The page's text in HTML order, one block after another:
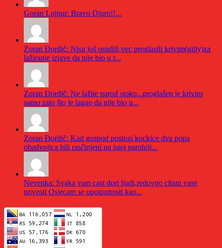
Goran Lojpur: Bravo Djuro!!...
Zoran Đordič: Nisu još osudili,vec proglasili krivim(gilty)za
lažiranje izjave da nije bio u r...
Zoran Đordič: Ne lažite narod stoko...proglašen je krivim
samo zato što je lagao da nije bio u...
Zoran Đordič: Kad gospod poslozi kockice dva popa
obadvojica bili rasčinjeni na istoj parohiji...
Nevenka: Svaka vam cast dori ljudi,redovno citam vase
novosti Osjecam se upotpunosti kao...